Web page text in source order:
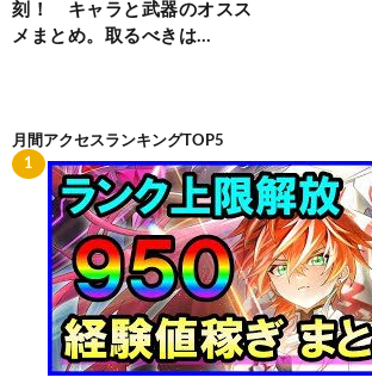
刻！ キャラと武器のオスス
メまとめ。取るべきは…
月間アクセスランキングTOP5